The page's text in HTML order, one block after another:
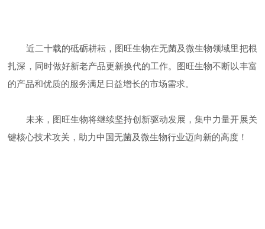
近二十载的砥砺耕耘，图旺生物在无菌及微生物领域里把根
扎深，同时做好新老产品更新换代的工作。图旺生物不断以丰富
的产品和优质的服务满足日益增长的市场需求。
未来，图旺生物将继续坚持创新驱动发展，集中力量开展关
键核心技术攻关，助力中国无菌及微生物行业迈向新的高度！